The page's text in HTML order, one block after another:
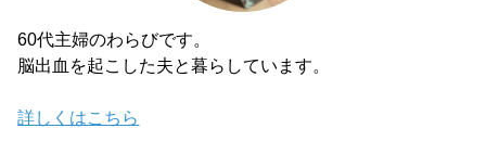
60代主婦のわらびです。
脳出血を起こした夫と暮らしています。
詳しくはこちら